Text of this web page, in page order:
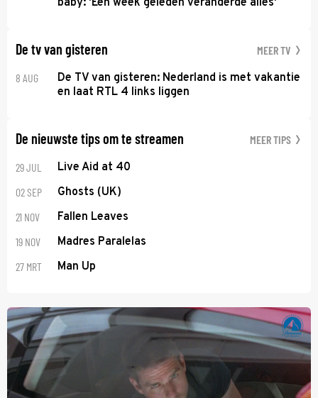
De tv van gisteren MEER TV
8 AUG
De TV van gisteren: Nederland is met vakantie
en laat RTL 4 links liggen
De nieuwste tips om te streamen MEER TIPS
29 JUL Live Aid at 40
02 SEP Ghosts (UK)
21 NOV Fallen Leaves
19 NOV Madres Paralelas
27 MRT Man Up